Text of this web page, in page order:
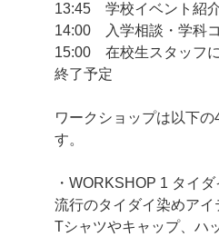
13:45 学校イベント紹
14:00 入学相談・学科
15:00 在校生スタッフ
終了予定
ワークショップは以下
す。
・WORKSHOP 1 タイダ
流行のタイダイ染めアイ
Tシャツやキャップ、ハ